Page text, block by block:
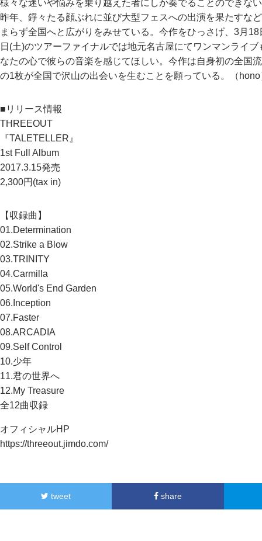
様々な迷いや悩みを乗り越えた者にしか奏でることのできな
昨年、錚々たる顔ぶれに並び大型フェスへの出演を果たすな
まらず全国へと広がりをみせている。今作をひっさげ、3月
日(土)のツアーファイナルでは地元名古屋にてワンマンライ
なたの心で彼らの音楽を感じてほしい。今作は自身初の全国
の1枚が全国で沢山の出会いを生むことを願っている。（hono
■リリース情報
THREEOUT
『TALETELLER』
1st Full Album
2017.3.15発売
2,300円(tax in)
【収録曲】
01.Determination
02.Strike a Blow
03.TRINITY
04.Carmilla
05.World's End Garden
06.Inception
07.Faster
08.ARCADIA
09.Self Control
10.少年
11.君の世界へ
12.My Treasure
全12曲収録
オフィシャルHP
https://threeout.jimdo.com/
tweet share